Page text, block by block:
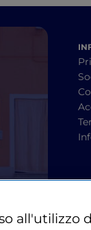
all'utilizzo